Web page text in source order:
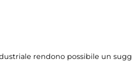
rendono possibile un